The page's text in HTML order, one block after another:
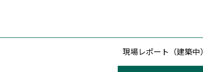
現場レポート（建築中）